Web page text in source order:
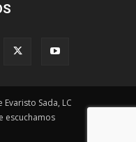
Evaristo Sada, LC
escuchamos